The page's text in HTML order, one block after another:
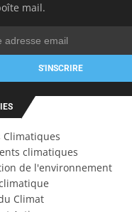
mail.
S'INSCRIRE
Climatiques
climatiques
de l'environnement
Climat